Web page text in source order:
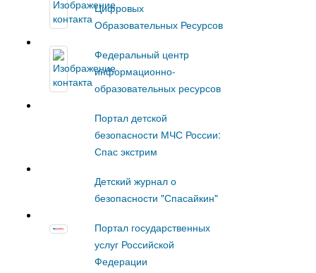
Цифровых
Образовательных Ресурсов
Федеральный центр
информационно-
образовательных ресурсов
Портал детской
безопасности МЧС России:
Спас экстрим
Детский журнал о
безопасности "Спасайкин"
Портал государственных
услуг Российской
Федерации